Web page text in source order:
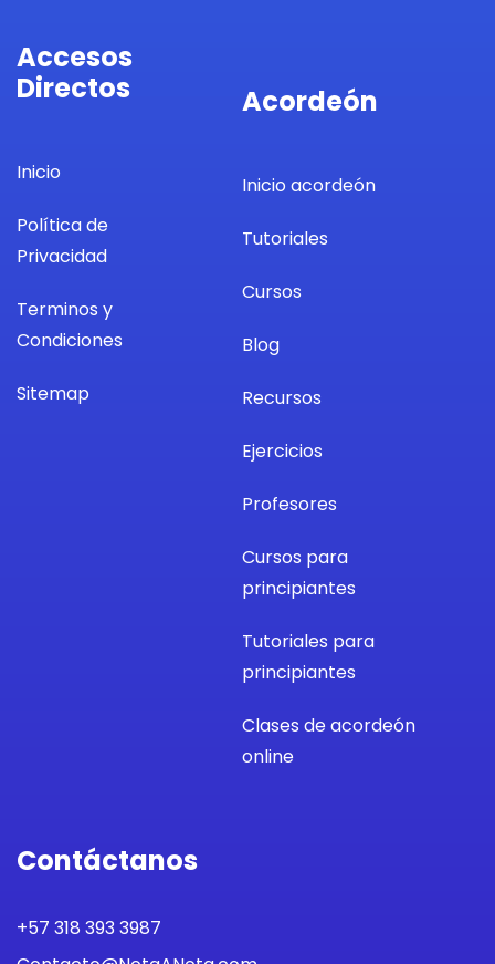
Accesos
Directos
Inicio
Política de
Privacidad
Terminos y
Condiciones
Sitemap
Acordeón
Inicio acordeón
Tutoriales
Cursos
Blog
Recursos
Ejercicios
Profesores
Cursos para
principiantes
Tutoriales para
principiantes
Clases de acordeón
online
Contáctanos
+57 318 393 3987